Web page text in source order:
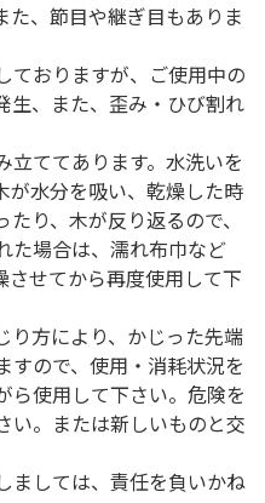
た、節目や継ぎ目もありま
ておりますが、ご使用中の
生、また、歪み・ひび割れ
立ててあります。水洗いを
が水分を吸い、乾燥した時
り、木が反り返るので、
た場合は、濡れ布巾など
させてから再度使用して下
り方により、かじった先端
すので、使用・消耗状況を
ら使用して下さい。危険を
い。または新しいものと交
ましては、責任を負いかね